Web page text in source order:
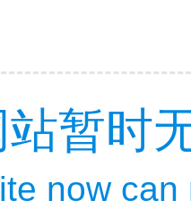
暂时
now